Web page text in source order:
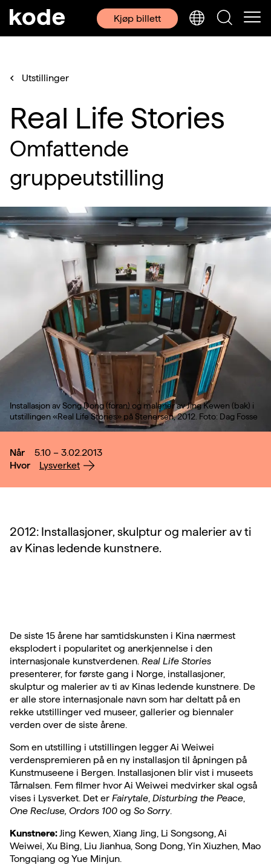
Kjøp billett
Utstillinger
Real Life Stories
Omfattende
gruppeutstilling
Installasjon av Song Dong (foran) og malerier av Jing Kewen (bak) i
utstillingen «Real Life Stories» på Stenersen, 2012. Foto: Dag Fosse
Når
5.10 – 3.02.2013
Hvor
Lysverket
2012: Installasjoner, skulptur og malerier av ti
av Kinas ledende kunstnere.
De siste 15 årene har samtidskunsten i Kina nærmest
eksplodert i popularitet og anerkjennelse i den
internasjonale kunstverdenen. Real Life Stories
presenterer, for første gang i Norge, installasjoner,
skulptur og malerier av ti av Kinas ledende kunstnere. De
er alle store internasjonale navn som har deltatt på en
rekke utstillinger ved museer, gallerier og biennaler
verden over de siste årene.
Som en utstilling i utstillingen legger Ai Weiwei
verdenspremieren på en ny installasjon til åpningen på
Kunstmuseene i Bergen. Installasjonen blir vist i museets
Tårnalsen. Fem filmer hvor Ai Weiwei medvirker skal også
vises i Lysverket. Det er Fairytale Disturbing the Peace
One Recluse, Ordors 100 og So Sorry.
Kunstnere:Jing Kewen, Xiang Jing, Li Songsong, Ai
Weiwei, Xu Bing, Liu Jianhua, Song Dong, Yin Xiuzhen, Mao
Tongqiang og Yue Minjun.